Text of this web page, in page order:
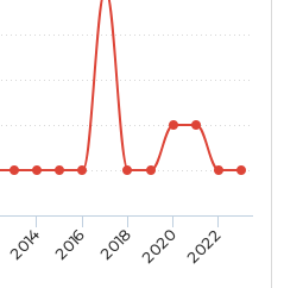
2014 2016 2018 2020 2022